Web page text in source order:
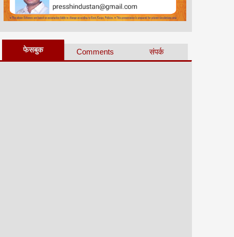
फेसबुक Comments संपर्क